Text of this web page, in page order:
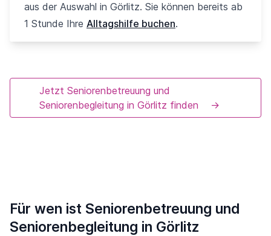
aus der Auswahl in Görlitz. Sie können bereits ab
1 Stunde Ihre Alltagshilfe buchen.
Jetzt Seniorenbetreuung und
Seniorenbegleitung in Görlitz finden
→
Für wen ist Seniorenbetreuung und
Seniorenbegleitung in Görlitz